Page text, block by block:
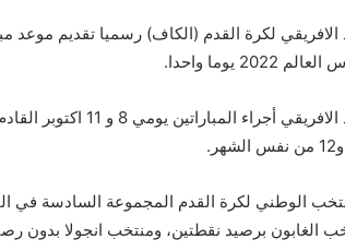
الافريقي لكرة القدم (الكاف) رسميا تقديم
يوما واحدا.
وقرر الاتحاد
الغابون برصيد نقطتين، ومنتخب انجولا بدون